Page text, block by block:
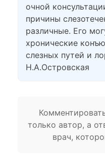
очной
причины
различные. Его
хронические
слезных путей и
Н.А.Островская
только автор, а
врач,